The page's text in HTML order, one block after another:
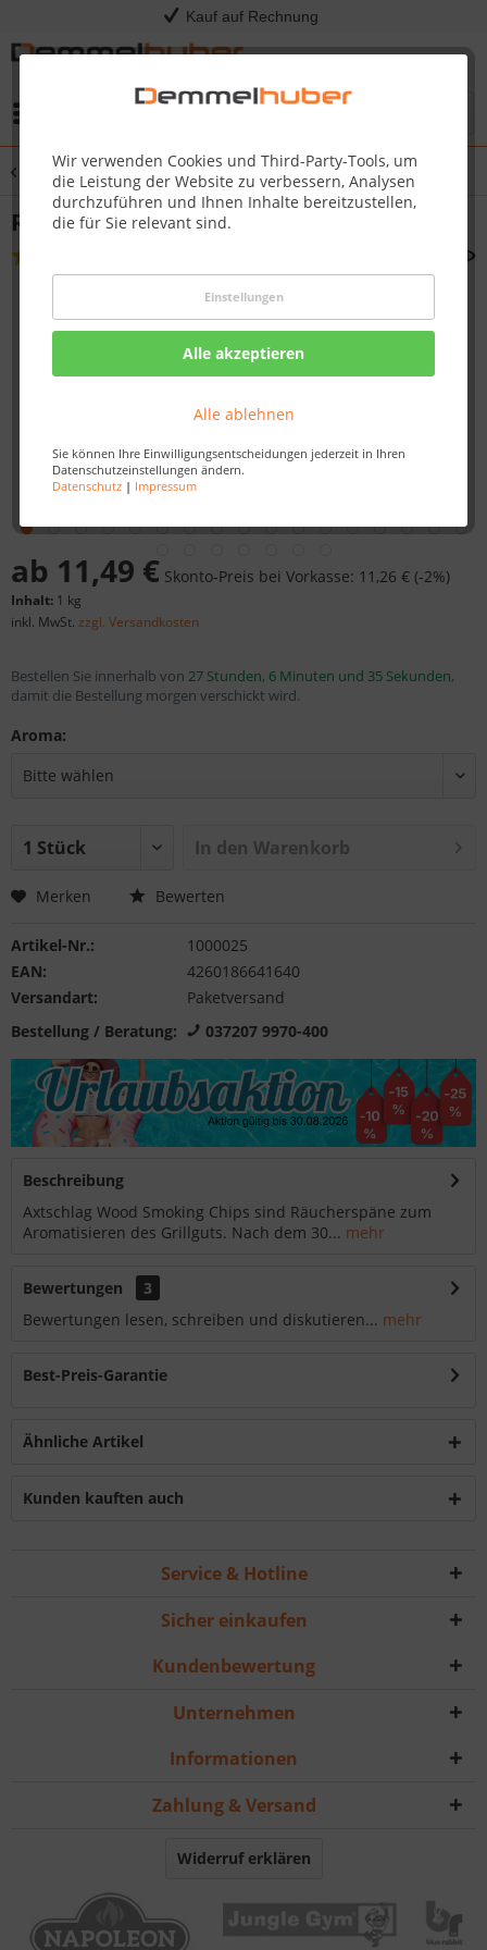
Kauf auf Rechnung
Wir verwenden Cookies und Third-Party-Tools, um
die Leistung der Website zu verbessern, Analysen
durchzuführen und Ihnen Inhalte bereitzustellen,
die für Sie relevant sind.
Einstellungen
Alle akzeptieren
Alle ablehnen
Sie können Ihre Einwilligungsentscheidungen jederzeit in Ihren
Datenschutzeinstellungen ändern.
Datenschutz| Impressum
Übersicht Grillkohle, Grillanzünder & Räucherzubehör
Räucherchips 1 kg
ab 11,49 € Skonto-Preis bei Vorkasse: 11,26 € (-2%)
Inhalt: 1 kg
inkl. MwSt. zzgl. Versandkosten
Bestellen Sie innerhalb von 27 Stunden, 6 Minuten und 34 Sekunden,
damit die Bestellung morgen verschickt wird.
Aroma:
In den Warenkorb
Merken Bewerten
Artikel-Nr.:
1000025
EAN:
4260186641640
Versandart:
Paketversand
Bestellung / Beratung:
037207 9970-400
Beschreibung
Axtschlag Wood Smoking Chips sind Räucherspäne zum
Aromatisieren des Grillguts. Nach dem 30... mehr
Bewertungen
3
Bewertungen lesen, schreiben und diskutieren... mehr
Best-Preis-Garantie
Ähnliche Artikel
Kunden kauften auch
Service & Hotline
Sicher einkaufen
Kundenbewertung
Unternehmen
Informationen
Zahlung & Versand
Widerruf erklären